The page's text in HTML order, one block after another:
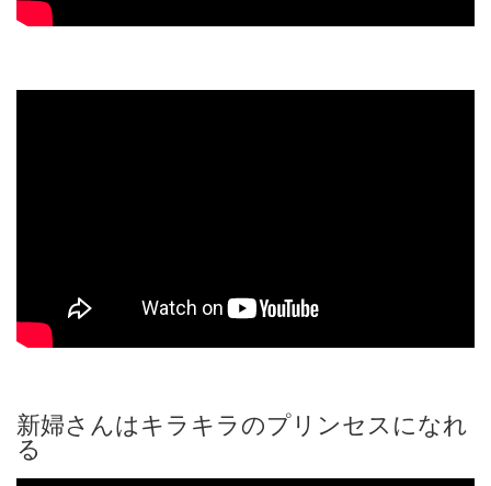
新婦さんはキラキラのプリンセスになれ
る